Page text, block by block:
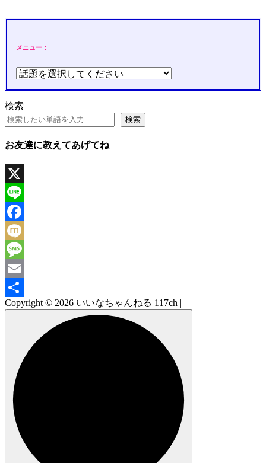
メニュー：
検索
検索
お友達に教えてあげてね
X
Line
Facebook
Mixi
Message
Email
共
Copyright © 2026 いいなちゃんねる 117ch |